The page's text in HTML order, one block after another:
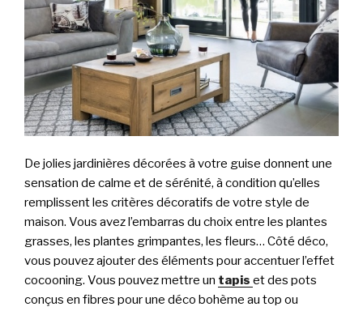
De jolies jardinières décorées à votre guise donnent une
sensation de calme et de sérénité, à condition qu’elles
remplissent les critères décoratifs de votre style de
maison. Vous avez l’embarras du choix entre les plantes
grasses, les plantes grimpantes, les fleurs… Côté déco,
vous pouvez ajouter des éléments pour accentuer l’effet
cocooning. Vous pouvez mettre un tapis et des pots
conçus en fibres pour une déco bohème au top ou